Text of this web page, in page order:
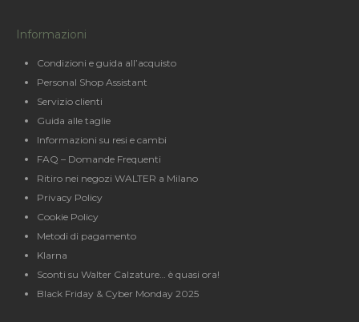
Informazioni
Condizioni e guida all’acquisto
Personal Shop Assistant
Servizio clienti
Guida alle taglie
Informazioni su resi e cambi
FAQ – Domande Frequenti
Ritiro nei negozi WALTER a Milano
Privacy Policy
Cookie Policy
Metodi di pagamento
Klarna
Sconti su Walter Calzature… è quasi ora!
Black Friday & Cyber Monday 2025